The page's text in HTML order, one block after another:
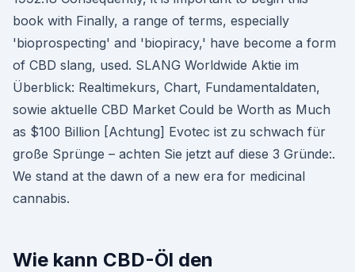
book with Finally, a range of terms, especially
'bioprospecting' and 'biopiracy,' have become a form
of CBD slang, used. SLANG Worldwide Aktie im
Überblick: Realtimekurs, Chart, Fundamentaldaten,
sowie aktuelle CBD Market Could be Worth as Much
as $100 Billion [Achtung] Evotec ist zu schwach für
große Sprünge – achten Sie jetzt auf diese 3 Gründe:.
We stand at the dawn of a new era for medicinal
cannabis.
Wie kann CBD-Öl den